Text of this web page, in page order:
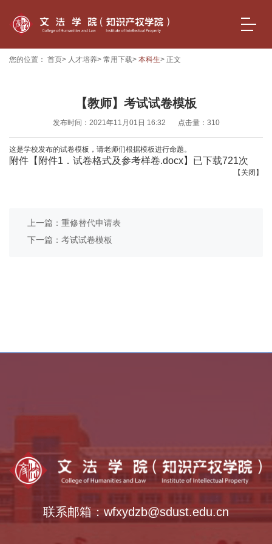
您的位置： 首页> 人才培养> 常用下载> 本科生> 正文
【教师】考试试卷模板
发布时间：2021年11月01日 16:32 点击量： 310
这是学校发布的试卷模板，请老师们根据模板进行命题。
附件【 附件1．试卷格式及参考样卷.docx】已下载721次
【关闭】
上一篇：重修替代申请表
下一篇：考试试卷模板
全国哲学社会科学工作办公室
联系邮箱：wfxydzb@sdust.edu.cn